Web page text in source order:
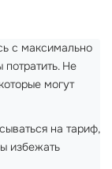
с максимально
Не
могут
на тариф,
избежать